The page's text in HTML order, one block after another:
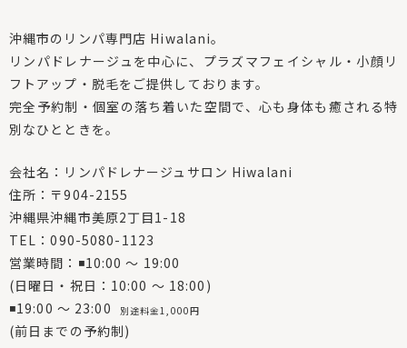
沖縄市のリンパ専門店 Hiwalani。
リンパドレナージュを中心に、プラズマフェイシャル・小顔リ
フトアップ・脱毛をご提供しております。
完全予約制・個室の落ち着いた空間で、心も身体も癒される特
別なひとときを。
会社名：リンパドレナージュサロン Hiwalani
住所：〒904-2155
沖縄県沖縄市美原2丁目1-18
TEL：090-5080-1123
営業時間：◾10:00 〜 19:00
(日曜日・祝日：10:00 〜 18:00)
◾19:00 〜 23:00
別途料金1,000円
(前日までの予約制)